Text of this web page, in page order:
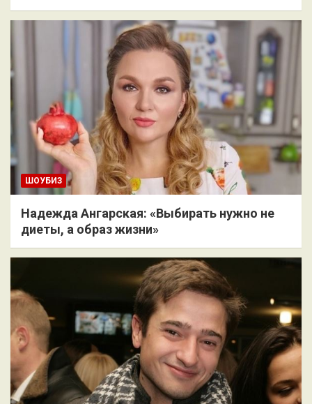
ШОУБИЗ
Надежда Ангарская: «Выбирать нужно не
диеты, а образ жизни»